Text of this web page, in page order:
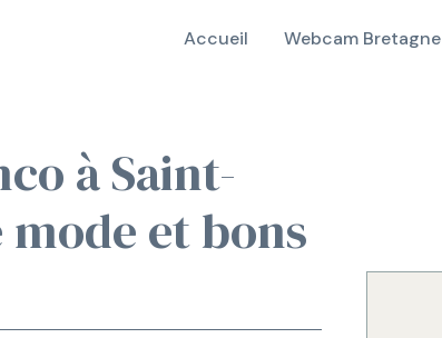
Accueil Webcam Bretagne
à Saint-
et bons